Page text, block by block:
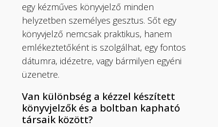
egy kézműves könyvjelző minden
helyzetben személyes gesztus. Sőt egy
könyvjelző nemcsak praktikus, hanem
emlékeztetőként is szolgálhat, egy fontos
dátumra, idézetre, vagy bármilyen egyéni
üzenetre.
Van különbség a kézzel készített
könyvjelzők és a boltban kapható
társaik között?